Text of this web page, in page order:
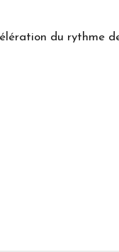
du rythme